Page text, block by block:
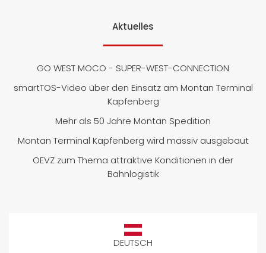
Aktuelles
GO WEST MOCO - SUPER-WEST-CONNECTION
smartTOS-Video über den Einsatz am Montan Terminal
Kapfenberg
Mehr als 50 Jahre Montan Spedition
Montan Terminal Kapfenberg wird massiv ausgebaut
OEVZ zum Thema attraktive Konditionen in der
Bahnlogistik
DEUTSCH